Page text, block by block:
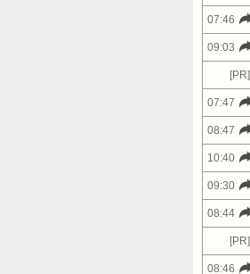
07:46
09:03
[PR]
07:47
08:47
10:40
09:30
08:44
[PR]
08:46